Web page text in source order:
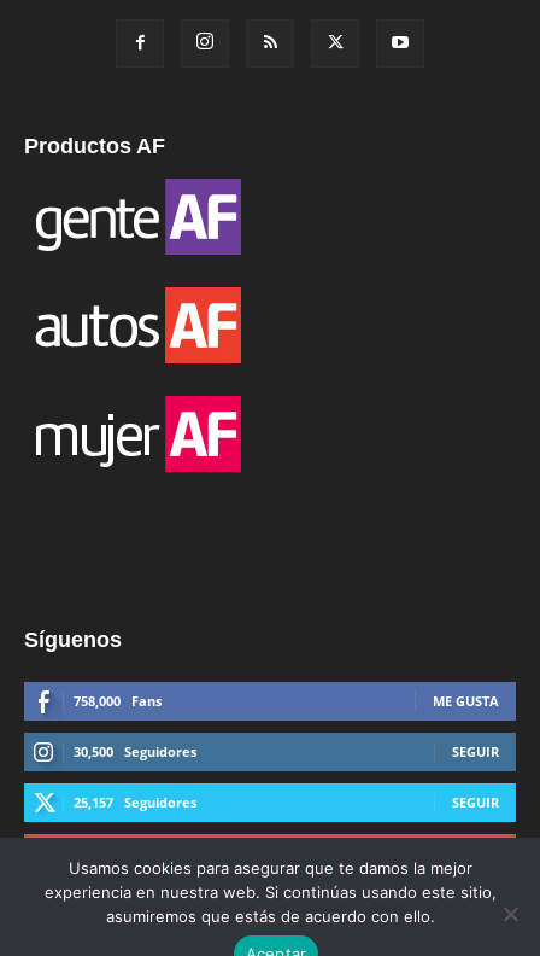
Productos AF
Síguenos
758,000 Fans ME GUSTA
30,500 Seguidores SEGUIR
25,157 Seguidores SEGUIR
Usamos cookies para asegurar que te damos la mejor
experiencia en nuestra web. Si continúas usando este sitio,
asumiremos que estás de acuerdo con ello.